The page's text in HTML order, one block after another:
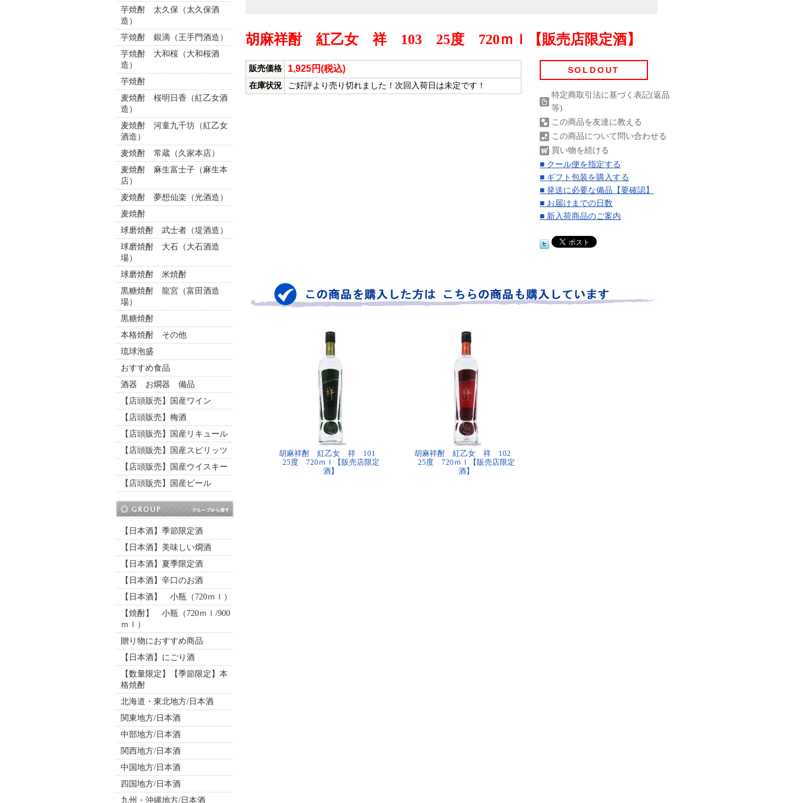
芋焼酎 太久保（太久保酒
造）
芋焼酎 銀滴（王手門酒造）
芋焼酎 大和桜（大和桜酒
造）
芋焼酎
麦焼酎 桜明日香（紅乙女酒
造）
麦焼酎 河童九千坊（紅乙女
酒造）
麦焼酎 常蔵（久家本店）
麦焼酎 麻生富士子（麻生本
店）
麦焼酎 夢想仙楽（光酒造）
麦焼酎
球磨焼酎 武士者（堤酒造）
球磨焼酎 大石（大石酒造
場）
球磨焼酎 米焼酎
黒糖焼酎 龍宮（富田酒造
場）
黒糖焼酎
本格焼酎 その他
琉球泡盛
おすすめ食品
酒器 お燗器 備品
【店頭販売】国産ワイン
【店頭販売】梅酒
【店頭販売】国産リキュール
【店頭販売】国産スピリッツ
【店頭販売】国産ウイスキー
【店頭販売】国産ビール
【日本酒】季節限定酒
【日本酒】美味しい燗酒
【日本酒】夏季限定酒
【日本酒】辛口のお酒
【日本酒】 小瓶（720ｍｌ）
【焼酎】 小瓶（720ｍｌ/900
ｍｌ）
贈り物におすすめ商品
【日本酒】にごり酒
【数量限定】【季節限定】本
格焼酎
北海道・東北地方/日本酒
関東地方/日本酒
中部地方/日本酒
関西地方/日本酒
中国地方/日本酒
四国地方/日本酒
九州・沖縄地方/日本酒
胡麻祥酎 紅乙女 祥 103 25度 720ｍｌ【販売店限定酒】
販売価格 1,925円(税込)
在庫状況 ご好評より売り切れました！次回入荷日は未定です！
SOLDOUT
特定商取引法に基づく表記(返品
等)
この商品を友達に教える
この商品について問い合わせる
買い物を続ける
■ クール便を指定する
■ ギフト包装を購入する
■ 発送に必要な備品【要確認】
■ お届けまでの日数
■ 新入荷商品のご案内
胡麻祥酎 紅乙女 祥 101
25度 720ｍｌ【販売店限定
酒】
胡麻祥酎 紅乙女 祥 102
25度 720ｍｌ【販売店限定
酒】